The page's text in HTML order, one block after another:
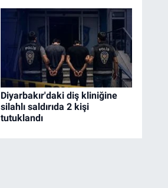
Diyarbakır'daki diş kliniğine
silahlı saldırıda 2 kişi
tutuklandı